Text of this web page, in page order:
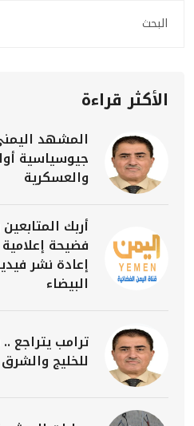
الأكثر قراءة
المشهد
جيوسياسية
والعسكرية
أربك
فضيحة
إعادة نشر
البيضاء
ترامب
للخليج